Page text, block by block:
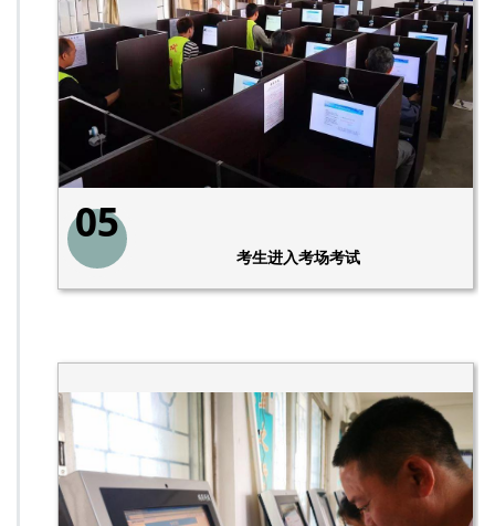
05
考生进入考场考试